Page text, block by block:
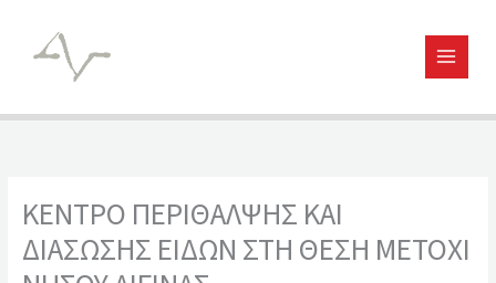
περιεχόμενο
ΚΕΝΤΡΟ ΠΕΡΙΘΑΛΨΗΣ ΚΑΙ
ΔΙΑΣΩΣΗΣ ΕΙΔΩΝ ΣΤΗ ΘΕΣΗ ΜΕΤΟΧΙ